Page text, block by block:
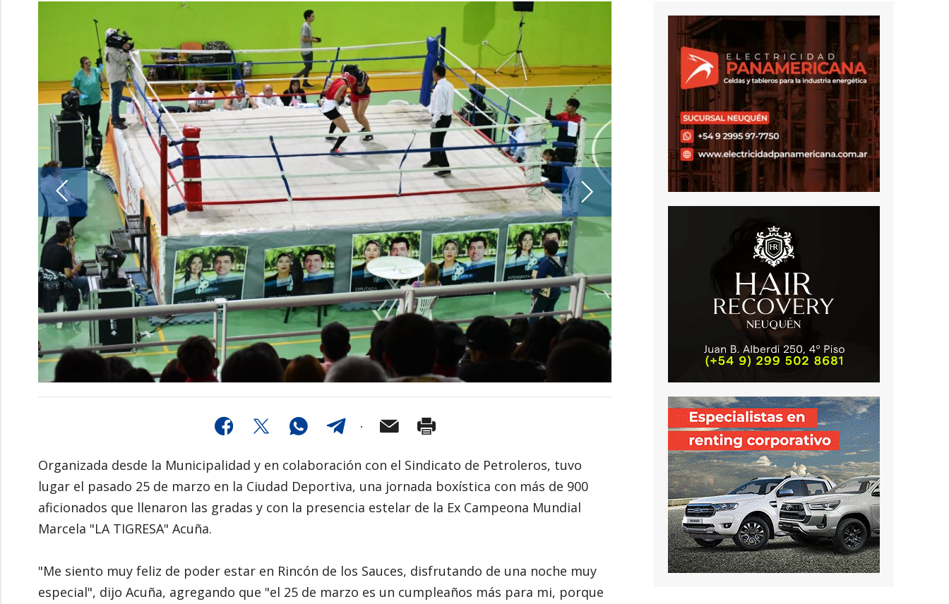
Organizada desde la Municipalidad y en colaboración con el Sindicato de Petroleros, tuvo
lugar el pasado 25 de marzo en la Ciudad Deportiva, una jornada boxística con más de 900
aficionados que llenaron las gradas y con la presencia estelar de la Ex Campeona Mundial
Marcela "LA TIGRESA" Acuña.
"Me siento muy feliz de poder estar en Rincón de los Sauces, disfrutando de una noche muy
especial", dijo Acuña, agregando que "el 25 de marzo es un cumpleaños más para mi, porque